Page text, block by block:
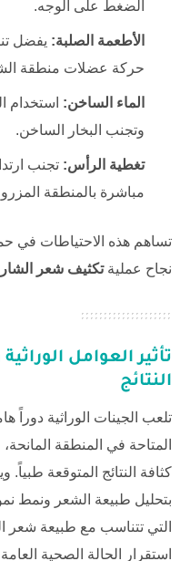
الضغط على الوجه.
الأطعمة الصلبة: يفضل
حركة عضلات منطقة
الماء الساخن: استخدام
وتجنب البخار الساخن.
تغطية الرأس: تجنب
مباشرة بالمنطقة
تساهم هذه الاحتياطات في
نجاح عمليةتكثيف شعر
تأثير العوامل
النتائج
تلعب الجينات الوراثية دوراً
المتاحة في المنطقة
كثافة النتائج المتوقعة طبياً.
بتحليل طبيعة الشعر ونمط
التي تتناسب مع طبيعة شعر
استقرار الحالة الصحية